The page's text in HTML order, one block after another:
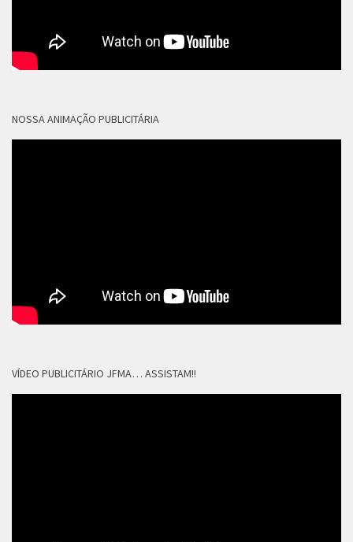
NOSSA ANIMAÇÃO PUBLICITÁRIA
VÍDEO PUBLICITÁRIO JFMA… ASSISTAM!!